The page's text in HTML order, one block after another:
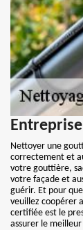
Nettoyer une
correctement et
votre gouttière,
votre façade et
guérir. Et pour
veuillez coopérer
certifiée est le
assurer le